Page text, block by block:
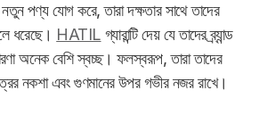
পণ্য যোগ করে, তারা দক্ষতার সাথে তাদের
ধরেছে। HATIL গ্যারান্টি দেয় যে তাদের ব্র্যান্ড
অনেক বেশি স্বচ্ছ। ফলস্বরূপ, তারা তাদের
নকশা এবং গুণমানের উপর গভীর নজর রাখে।